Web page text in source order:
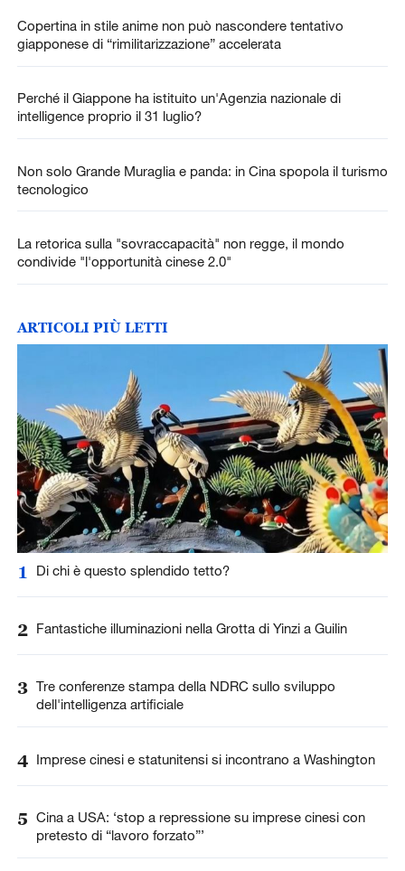
Copertina in stile anime non può nascondere tentativo
giapponese di “rimilitarizzazione” accelerata
Perché il Giappone ha istituito un'Agenzia nazionale di
intelligence proprio il 31 luglio?
Non solo Grande Muraglia e panda: in Cina spopola il turismo
tecnologico
La retorica sulla "sovraccapacità" non regge, il mondo
condivide "l'opportunità cinese 2.0"
ARTICOLI PIÙ LETTI
1 Di chi è questo splendido tetto?
2 Fantastiche illuminazioni nella Grotta di Yinzi a Guilin
3 Tre conferenze stampa della NDRC sullo sviluppo
dell'intelligenza artificiale
4 Imprese cinesi e statunitensi si incontrano a Washington
5 Cina a USA: ‘stop a repressione su imprese cinesi con
pretesto di “lavoro forzato”’